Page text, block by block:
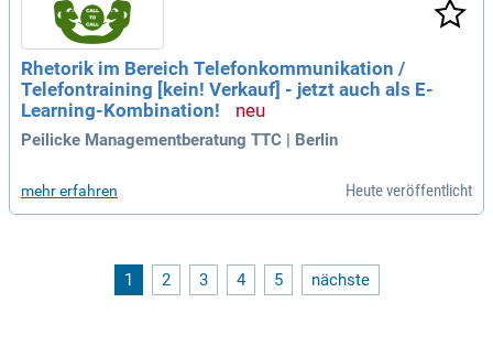
Rhetorik im Bereich Telefonkommunikation /
Telefontraining [kein! Verkauf] - jetzt auch als E-
Learning-Kombination!
Peilicke Managementberatung TTC | Berlin
mehr erfahren Heute veröffentlicht
1 2 3 4 5 nächste